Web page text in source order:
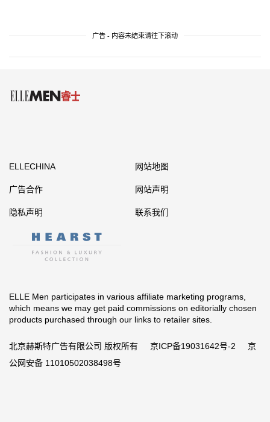
广告 - 内容未结束请往下滚动
ELLECHINA 网站地图
广告合作 网站声明
隐私声明 联系我们
ELLE Men participates in various affiliate marketing programs,
which means we may get paid commissions on editorially chosen
products purchased through our links to retailer sites.
北京赫斯特广告有限公司 版权所有 京ICP备19031642号-2
京
公网安备 11010502038498号